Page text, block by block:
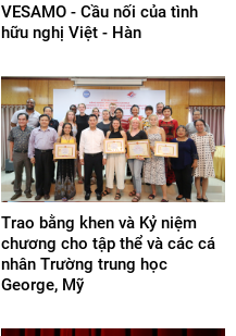
VESAMO - Cầu nối của tình
hữu nghị Việt - Hàn
Trao bằng khen và Kỷ niệm
chương cho tập thể và các cá
nhân Trường trung học
George, Mỹ